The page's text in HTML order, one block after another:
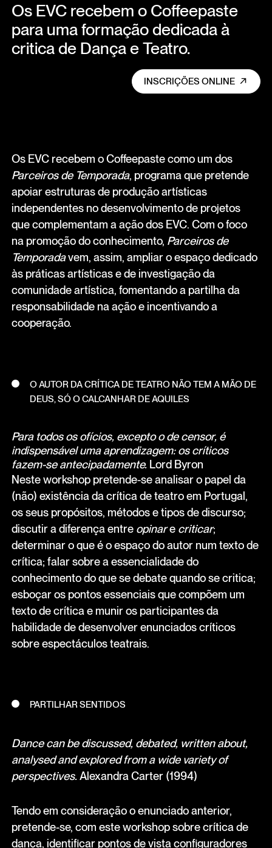
Os EVC recebem o Coffeepaste
para uma formação dedicada à
critica de Dança e Teatro.
INSCRIÇÕES ONLINE
Os EVC recebem o Coffeepaste como um dos
Parceiros de Temporada, programa que pretende
apoiar estruturas de produção artísticas
independentes no desenvolvimento de projetos
que complementam a ação dos EVC. Com o foco
na promoção do conhecimento, Parceiros de
Temporadavem, assim, ampliar o espaço dedicado
às práticas artísticas e de investigação da
comunidade artística, fomentando a partilha da
responsabilidade na ação e incentivando a
cooperação.
O AUTOR DA CRÍTICA DE TEATRO NÃO TEM A MÃO DE
DEUS, SÓ O CALCANHAR DE AQUILES
Para todos os ofícios, excepto o de censor, é
indispensável uma aprendizagem: os críticos
fazem-se antecipadamente.Lord Byron
Neste workshop pretende-se analisar o papel da
(não) existência da crítica de teatro em Portugal,
os seus propósitos, métodos e tipos de discurso;
discutir a diferença entre opinare criticar;
determinar o que é o espaço do autor num texto de
crítica; falar sobre a essencialidade do
conhecimento do que se debate quando se critica;
esboçar os pontos essenciais que compõem um
texto de crítica e munir os participantes da
habilidade de desenvolver enunciados críticos
sobre espectáculos teatrais.
PARTILHAR SENTIDOS
Dance can be discussed, debated, written about,
analysed and explored from a wide variety of
perspectives.Alexandra Carter (1994)
Tendo em consideração o enunciado anterior,
pretende-se, com este workshop sobre crítica de
dança, identificar pontos de vista configuradores